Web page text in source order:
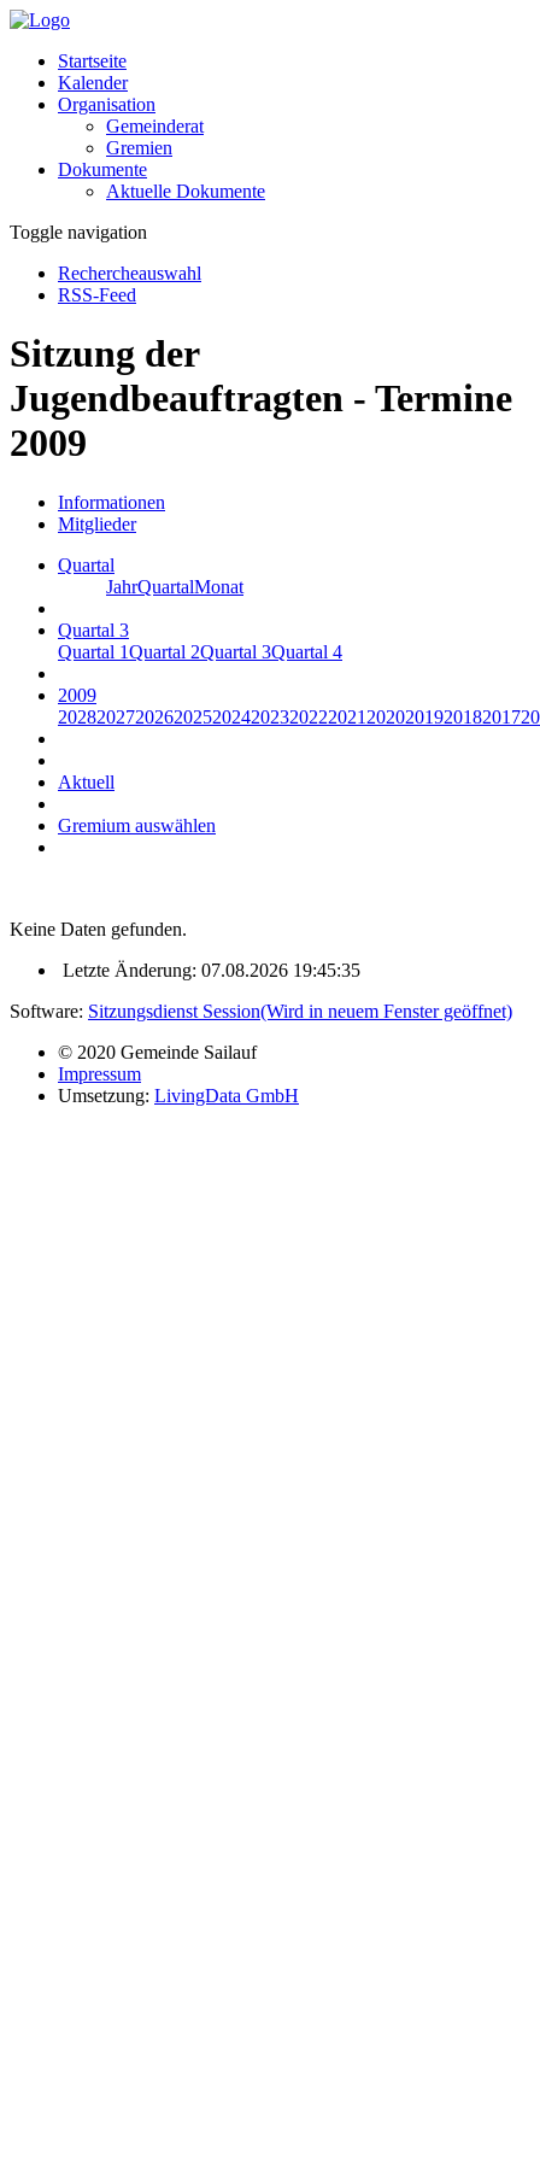
Startseite
Kalender
Organisation
Gemeinderat
Gremien
Dokumente
Aktuelle Dokumente
Toggle navigation
Rechercheauswahl
RSS-Feed
Sitzung der
Jugendbeauftragten - Termine
2009
Informationen
Mitglieder
Quartal
JahrQuartalMonat
Quartal 3
Quartal 1Quartal 2Quartal 3Quartal 4
2009
20282027202620252024202320222021 2020201920182017
Aktuell
Gremium auswählen
Keine Daten gefunden.
Letzte Änderung: 07.08.2026 19:45:35
Software: Sitzungsdienst Session(Wird in neuem Fenster geöffnet)
© 2020 Gemeinde Sailauf
Impressum
Umsetzung: LivingData GmbH